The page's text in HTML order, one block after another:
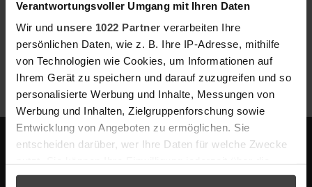
Verantwortungsvoller Umgang mit Ihren Daten
Wir und unsere 1022 Partner verarbeiten Ihre
persönlichen Daten, wie z. B. Ihre IP-Adresse, mithilfe
von Technologien wie Cookies, um Informationen auf
Ihrem Gerät zu speichern und darauf zuzugreifen und so
personalisierte Werbung und Inhalte, Messungen von
Werbung und Inhalten, Zielgruppenforschung sowie
Entwicklung von Angeboten zu ermöglichen. Sie
entscheiden darüber, wer Ihre Daten für welche Zwecke
Cookie-Erklärung oder durch Klicken auf das Privacy
in Stuhlreihen.
Fürstenflügels und verfügt über einen angrenzenden
Gruppenraum mit zusätzlichen 28 m² und kann so ideal
für Konferenzen mit Gruppenarbeiten genutzt werden.